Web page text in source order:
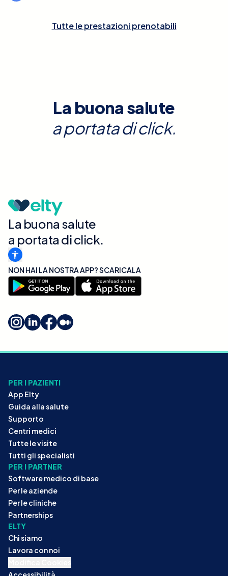
Tutte le prestazioni prenotabili
La buona salute
a portata di click.
La buona salute
a portata di click.
NON HAI LA NOSTRA APP? SCARICALA
PER I PAZIENTI
App Elty
Guida alla salute
Supporto
Centri medici
Tutte le visite
Tutti gli specialisti
PER I PARTNER
Software medico di base
Per le aziende
Per le cliniche
Partnerships
ELTY
Chi siamo
Lavora con noi